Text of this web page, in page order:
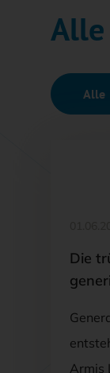
Alle
Alle
Die
Armis